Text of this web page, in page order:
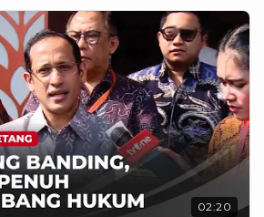
02:20